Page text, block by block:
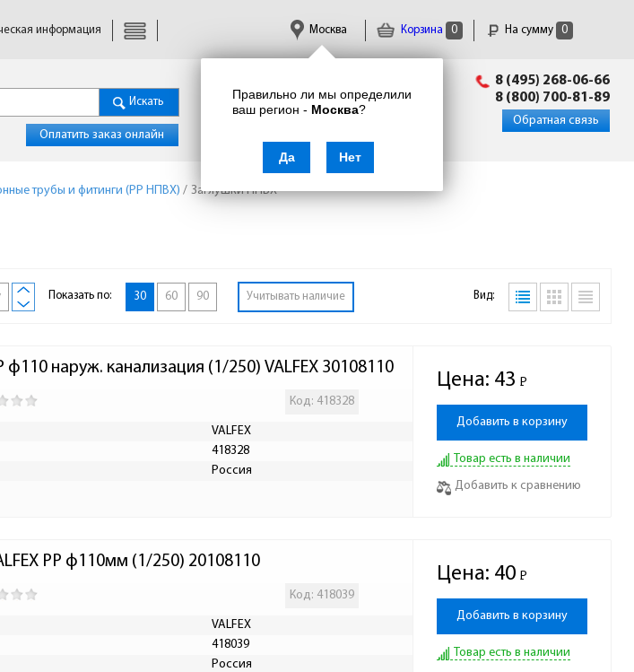
Корзина 0 На сумму 0
Правильно ли мы определили
ваш регион - Москва?
Да Нет
Москва
информация
Искать
Оплатить заказ онлайн
info@enkor24.ru
8 (495) 268-06-66
8 (800) 700-81-89
Обратная связь
трубы и фитинги (PP НПВХ) / Заглушки НПВХ
Показать по: 30 60 90 Учитывать наличие Вид:
ф110 наруж. канализация (1/250) VALFEX 30108110
Код: 418328
VALFEX
418328
Россия
Цена: 43 Р
-
Добавить в корзину
Товар есть в наличии
Добавить к сравнению
PP ф110мм (1/250) 20108110
Код: 418039
VALFEX
418039
Россия
Цена: 40 Р
-
Добавить в корзину
Товар есть в наличии